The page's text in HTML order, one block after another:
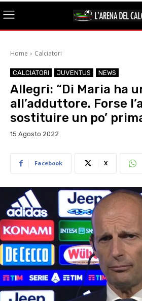
Home Calciatori
CALCIATORI JUVENTUS NEWS
Allegri: “Di Maria ha
all’adduttore. Forse
sostituire un po’
15 Agosto 2022
Facebook X